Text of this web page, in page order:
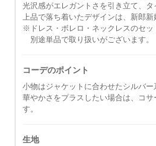
光沢感がエレガントさを引き立て、タ
上品で落ち着いたデザインは、新郎新
※ドレス・ボレロ・ネックレスのセッ
別途単品で取り扱いがございます。
コーデのポイント
小物はジャケットに合わせたシルバー
華やかさをプラスしたい場合は、コ
す。
生地